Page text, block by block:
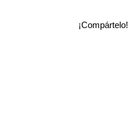
¡Compártelo!